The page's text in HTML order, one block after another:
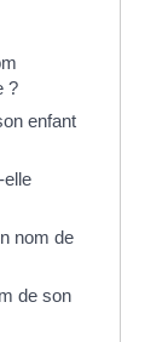
?
enfant
elle
nom de
de son